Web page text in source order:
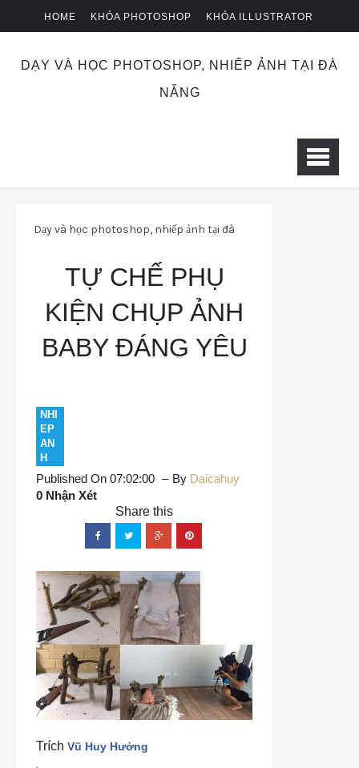
HOME KHÓA PHOTOSHOP KHÓA ILLUSTRATOR
DẠY VÀ HỌC PHOTOSHOP, NHIẾP ẢNH TẠI ĐÀ
NẴNG
Dạy và học photoshop, nhiếp ảnh tại đà
nhiepanh Tự chế phụ kiện chụp
TỰ CHẾ PHỤ
KIỆN CHỤP ẢNH
BABY ĐÁNG YÊU
NHI
EP
AN
H
Published On 07:02:00 By Daicahuy
0 Nhận Xét
Trích Vũ Huy Hưởng